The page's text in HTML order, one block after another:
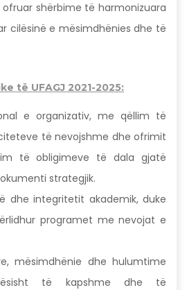
shërbime të harmonizuara
cilësinë e mësimdhënies dhe të
të UFAGJ 2021-2025:
e organizativ, me qëllim të
të nevojshme dhe ofrimit
të obligimeve të dala gjatë
strategjik.
dhe integritetit akademik, duke
programet me nevojat e
mësimdhënie dhe hulumtime
të kapshme dhe të